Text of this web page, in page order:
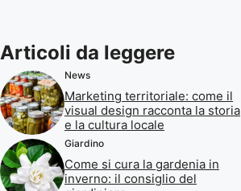
Articoli da leggere
News
Marketing territoriale: come il
visual design racconta la storia
e la cultura locale
Giardino
Come si cura la gardenia in
inverno: il consiglio del